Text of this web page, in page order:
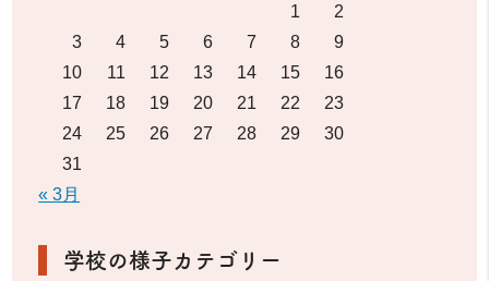
1
2
3
4 5 6 7 8
9
10
11 12 13 14 15
16
17
18 19 20 21 22
23
24
25 26 27 28 29
30
31
« 3月
学校の様子カテゴリー